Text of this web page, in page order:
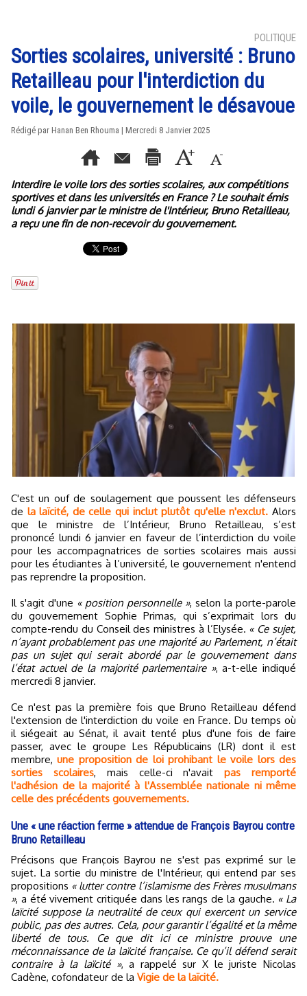
POLITIQUE
Sorties scolaires, université : Bruno
Retailleau pour l'interdiction du
voile, le gouvernement le désavoue
Rédigé par Hanan Ben Rhouma | Mercredi 8 Janvier 2025
Interdire le voile lors des sorties scolaires, aux compétitions
sportives et dans les universités en France ? Le souhait émis
lundi 6 janvier par le ministre de l'Intérieur, Bruno Retailleau,
a reçu une fin de non-recevoir du gouvernement.
C'est un ouf de soulagement que poussent les défenseurs
de la laïcité, de celle qui inclut plutôt qu'elle n'exclut. Alors
que le ministre de l’Intérieur, Bruno Retailleau, s’est
prononcé lundi 6 janvier en faveur de l’interdiction du voile
pour les accompagnatrices de sorties scolaires mais aussi
pour les étudiantes à l’université, le gouvernement n'entend
pas reprendre la proposition.
Il s'agit d'une « position personnelle », selon la porte-parole
du gouvernement Sophie Primas, qui s’exprimait lors du
compte-rendu du Conseil des ministres à l’Elysée. « Ce sujet,
n’ayant probablement pas une majorité au Parlement, n’était
pas un sujet qui serait abordé par le gouvernement dans
l’état actuel de la majorité parlementaire », a-t-elle indiqué
mercredi 8 janvier.
Ce n'est pas la première fois que Bruno Retailleau défend
l'extension de l'interdiction du voile en France. Du temps où
il siégeait au Sénat, il avait tenté plus d'une fois de faire
passer, avec le groupe Les Républicains (LR) dont il est
membre,une proposition de loi prohibant le voile lors des
sorties scolaires, mais celle-ci n'avaitpas remporté
l'adhésion de la majorité à l'Assemblée nationale ni même
celle des précédents gouvernements.
Une « une réaction ferme » attendue de François Bayrou contre
Bruno Retailleau
Précisons que François Bayrou ne s'est pas exprimé sur le
sujet. La sortie du ministre de l'Intérieur, qui entend par ses
propositions « lutter contre l’islamisme des Frères musulmans
», a été vivement critiquée dans les rangs de la gauche. « La
laïcité suppose la neutralité de ceux qui exercent un service
public, pas des autres. Cela, pour garantir l’égalité et la même
liberté de tous. Ce que dit ici ce ministre prouve une
méconnaissance de la laïcité française. Ce qu’il défend serait
contraire à la laïcité », a rappelé sur X le juriste Nicolas
Cadène, cofondateur de la Vigie de la laïcité.